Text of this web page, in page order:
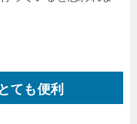
ても便利